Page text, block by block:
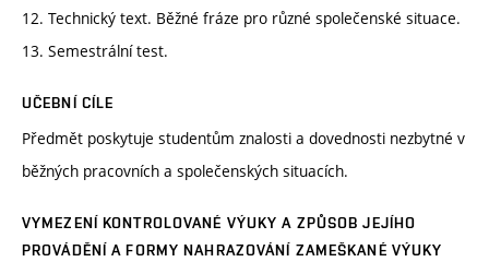
12. Technický text. Běžné fráze pro různé společenské situace.
13. Semestrální test.
UČEBNÍ CÍLE
Předmět poskytuje studentům znalosti a dovednosti nezbytné v
běžných pracovních a společenských situacích.
VYMEZENÍ KONTROLOVANÉ VÝUKY A ZPŮSOB JEJÍHO
PROVÁDĚNÍ A FORMY NAHRAZOVÁNÍ ZAMEŠKANÉ VÝUKY